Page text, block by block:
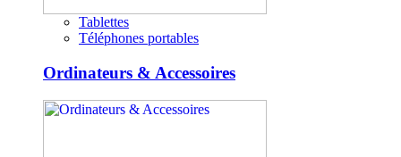
Tablettes
Téléphones portables
Ordinateurs & Accessoires